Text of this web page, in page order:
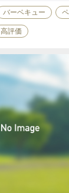
バーベキュー
高評価